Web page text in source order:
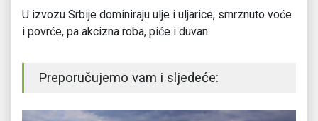
U izvozu Srbije dominiraju ulje i uljarice, smrznuto voće
i povrće, pa akcizna roba, piće i duvan.
Preporučujemo vam i sljedeće: